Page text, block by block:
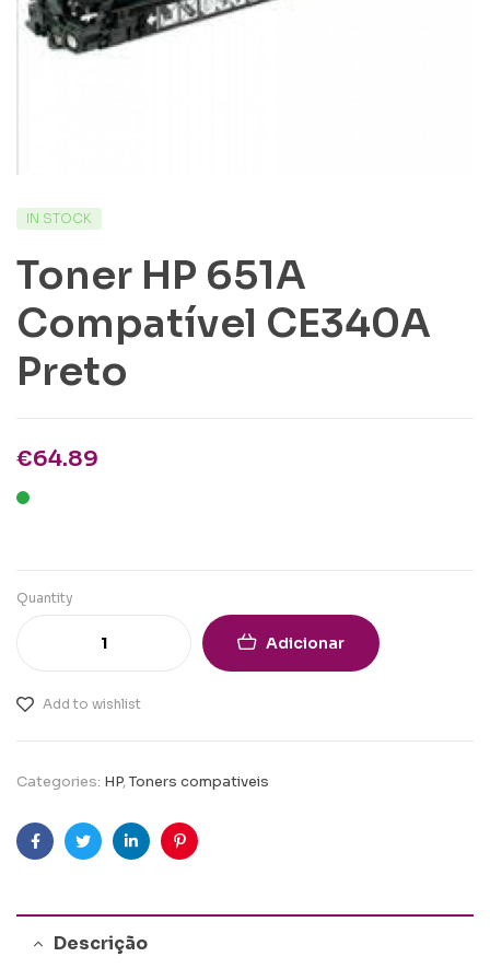
IN STOCK
Toner HP 651A
Compatível CE340A
Preto
€64.89
Quantity
Adicionar
Add to wishlist
Categories: HP,Toners compativeis
FacebookTwitterLinkedinPinterest
Descrição